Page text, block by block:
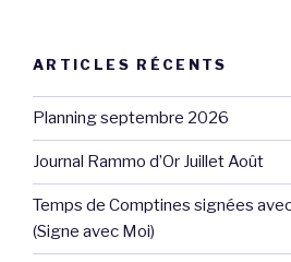
ARTICLES RÉCENTS
Planning septembre 2026
Journal Rammo d’Or Juillet Août
Temps de Comptines signées
(Signe avec Moi)